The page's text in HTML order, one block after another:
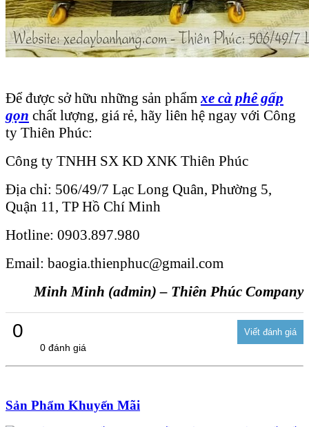
Để được sở hữu những sản phẩm xe cà phê gấp
gọn chất lượng, giá rẻ, hãy liên hệ ngay với Công
ty Thiên Phúc:
Công ty TNHH SX KD XNK Thiên Phúc
Địa chỉ: 506/49/7 Lạc Long Quân, Phường 5,
Quận 11, TP Hồ Chí Minh
Hotline: 0903.897.980
Email: baogia.thienphuc@gmail.com
Minh Minh (admin) – Thiên Phúc Company
0
0 đánh giá
Sản Phẩm Khuyến Mãi